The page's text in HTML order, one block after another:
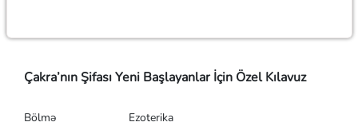
Çakra’nın Şifası Yeni Başlayanlar İçin Özel Kılavuz
Bölmə Ezoterika